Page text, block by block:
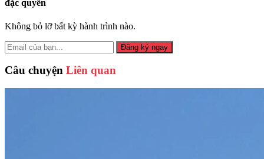
đặc quyền
Không bỏ lỡ bất kỳ hành trình nào.
Đăng ký ngay
Câu chuyện Liên quan